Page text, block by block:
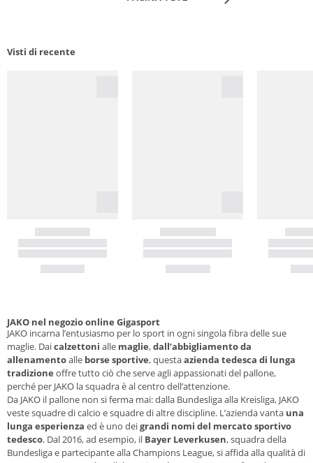
Visti di recente
JAKO nel negozio online Gigasport
JAKO incarna l’entusiasmo per lo sport in ogni singola fibra delle sue
maglie. Daicalzettoni alle maglie,dall’abbigliamento da
allenamentoalle borse sportive, questaazienda tedesca di lunga
tradizione offre tutto ciò che serve agli appassionati del pallone,
perché per JAKO la squadra è al centro dell’attenzione.
Da JAKO il pallone non si ferma mai: dalla Bundesliga alla Kreisliga, JAKO
veste squadre di calcio e squadre di altre discipline. L’azienda vanta una
lunga esperienza ed è uno deigrandi nomi del mercato sportivo
tedesco. Dal 2016, ad esempio, il Bayer Leverkusen, squadra della
Bundesliga e partecipante alla Champions League, si affida alla qualità di